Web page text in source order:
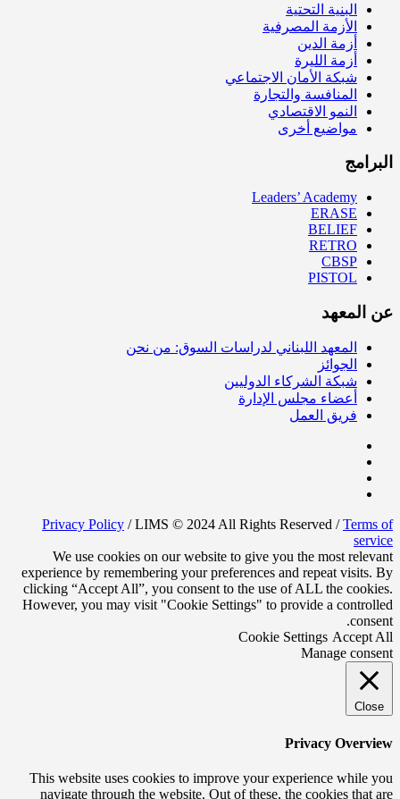
البنية التحتية
الأزمة المصرفية
أزمة الدين
أزمة الليرة
شبكة الأمان الاجتماعي
المنافسة والتجارة
النمو الاقتصادي
مواضيع أخرى
البرامج
Leaders’ Academy
ERASE
BELIEF
RETRO
CBSP
PISTOL
عن المعهد
المعهد اللبناني لدراسات السوق: من نحن
الجوائز
شبكة الشركاء الدوليين
أعضاء مجلس الإدارة
فريق العمل
Privacy Policy / LIMS © 2024 All Rights Reserved /Terms of
service
We use cookies on our website to give you the most relevant
experience by remembering your preferences and repeat visits. By
clicking “Accept All”, you consent to the use of ALL the cookies.
However, you may visit "Cookie Settings" to provide a controlled
consent.
Cookie Settings Accept All
Manage consent
Close
Privacy Overview
This website uses cookies to improve your experience while you
navigate through the website. Out of these, the cookies that are